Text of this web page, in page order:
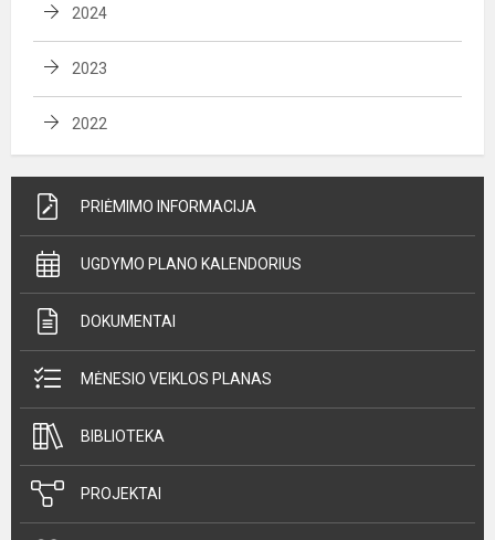
2024
2023
2022
PRIĖMIMO INFORMACIJA
UGDYMO PLANO KALENDORIUS
DOKUMENTAI
MĖNESIO VEIKLOS PLANAS
BIBLIOTEKA
PROJEKTAI